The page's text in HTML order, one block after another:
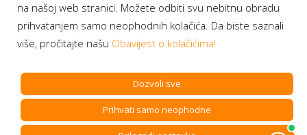
Bonus plus
Prijava za newsletter
Copyright BH Telecom d.d. Sarajevo. All rights reserved.
na našoj web stranici. Možete odbiti svu nebitnu obradu
prihvatanjem samo neophodnih kolačića. Da biste saznali
više, pročitajte našu Obavijest o kolačićima!
Dozvoli sve
Prihvati samo neophodne